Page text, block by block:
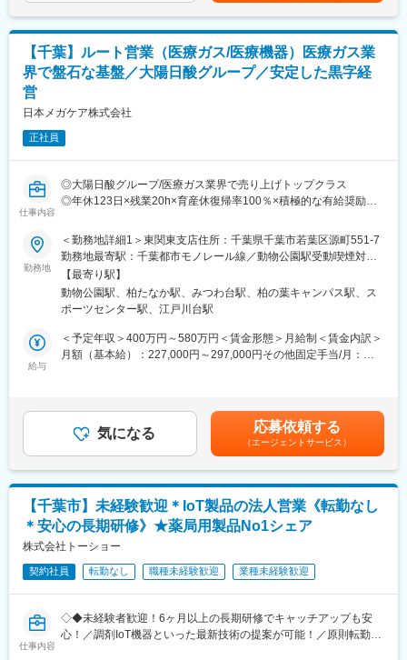
おり、顧客であるフクダ電子とは創業以来の取引関係を継続して
います。
睡眠時無呼吸症候群（SAS）の検査・治療市場は年々拡大してお
り、当社が取り扱うCPAPやPSG関連機器の需要も増加していま
また、医療機器の開発・製造・輸入・販売までを一貫して手掛け
としています。
担当施設数は、大きい病院の場合は1施設程、中小規模であれば
2~4施設を担当頂きます。手術への立ち合いは発生しません。
＜院内業務＞
・手術後に使用しなかったインプラント・医療機器の回収
・インプラント・医療機器の返却のための梱包・配送
・事務作業 等
■働き方
定時は9時～18時ですが、9時から院内業務を開始することができ
るよう8:30に出勤し、17時半に退社するスタッフが多いです。
※8:30に荷物のピックアップなどを行い、9時に病院に到着のイメ
ージ
※社用車貸与
のサポート体制により、着実に専門知識を身につけて活躍してい
ます。
ご入社後はOJTや研修を通して、3年を目安に独り立ち頂きます。
社内研修では、３段階に研修内容を分け、やれることや覚えるこ
とを徐々に増やしていくという形をとっています。ステップが1つ
上がるごとに、営業能力手当を１万円付与（最大３万円）してお
り、対価での評価も行っています。独り立ちまでは数値目標はつ
きません。
変更の範囲：会社の定める業務
じて上下する可能性があります。月給(月額)は固定手当を含めた表
記です。
【千葉】ルート営業（医療ガス/医療機器）医療ガス業
界で盤石な基盤／大陽日酸グループ／安定した黒字経
営
日本メガケア株式会社
正社員
仕事内容
◎大陽日酸グループ/医療ガス業界で売り上げトップクラス
◎年休123日×残業20h×育産休復帰率100％×積極的な有給奨励
す！
◎取引先は大学病院をはじめ医療/福祉施設で盤石の経営基盤を持
っています
■業務内容：
医療ガスを使用いただいている医療機関・高齢者施設等へ訪問
し、医療ガスや在宅医療、医療機器等の販売を行います。様々な
商品の中からお得意様や患者様にベス
トと思われるものを紹介し、商談していただきます。
■キャリアパス：
メンバー→主任→課長代理→所長代理→課長→所長→部長→支店
長のキャリアパスがございます多様な分野でご活躍いただき、将
■当ポジションの魅力：
医療ガスは「医薬品」に規定されるガスもあり、一人一人が「命
に直接かかわる」重要性を心に刻み仕事に取り組んでいます。責
任は大きいですが、医療や福祉の基盤を支える社会貢献度の高い
■働き方：
・直行直帰可能
・転勤なし
勤務地
＜勤務地詳細1＞東関東支店住所：千葉県千葉市若葉区源町551-7
勤務地最寄駅：千葉都市モノレール線／動物公園駅受動喫煙対
策：敷地内喫煙可能場所あり＜勤務地詳細2＞東関東支店 柏営業
所住所：千葉県柏市小青田30-4 受動喫煙対策：敷地内喫煙可能場
所あり変更の範囲：会社の定める事業所
【最寄り駅】
動物公園駅、柏たなか駅、みつわ台駅、柏の葉キャンパス駅、ス
ポーツセンター駅、江戸川台駅
給与
＜予定年収＞400万円～580万円＜賃金形態＞月給制＜賃金内訳＞
月額（基本給）：227,000円～297,000円その他固定手当/月：
気になる 応募依頼する
（エージェントサービス）
【千葉市】未経験歓迎＊IoT製品の法人営業《転勤なし
＊安心の長期研修》★薬局用製品No1シェア
株式会社トーショー
契約社員 転勤なし 職種未経験歓迎 業種未経験歓迎
仕事内容
◇◆未経験者歓迎！6ヶ月以上の長期研修でキャッチアップも安
心！／調剤IoT機器といった最新技術の提案が可能！／原則転勤は